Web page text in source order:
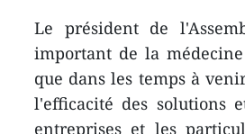
Le président de
important de la
que dans les temps à
l'efficacité des solutions
entreprises et les